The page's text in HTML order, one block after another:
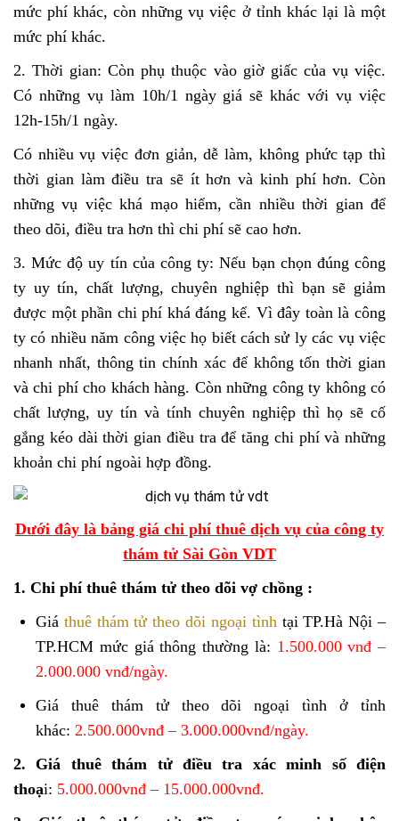
mức phí khác, còn những vụ việc ở tỉnh khác lại là một
mức phí khác.
2. Thời gian: Còn phụ thuộc vào giờ giấc của vụ việc.
Có những vụ làm 10h/1 ngày giá sẽ khác với vụ việc
12h-15h/1 ngày.
Có nhiều vụ việc đơn giản, dễ làm, không phức tạp thì
thời gian làm điều tra sẽ ít hơn và kinh phí hơn. Còn
những vụ việc khá mạo hiểm, cần nhiều thời gian để
theo dõi, điều tra hơn thì chi phí sẽ cao hơn.
3. Mức độ uy tín của công ty: Nếu bạn chọn đúng công
ty uy tín, chất lượng, chuyên nghiệp thì bạn sẽ giảm
được một phần chi phí khá đáng kể. Vì đây toàn là công
ty có nhiều năm công việc họ biết cách sử ly các vụ việc
nhanh nhất, thông tin chính xác để không tốn thời gian
và chi phí cho khách hàng. Còn những công ty không có
chất lượng, uy tín và tính chuyên nghiệp thì họ sẽ cố
gắng kéo dài thời gian điều tra để tăng chi phí và những
khoản chi phí ngoài hợp đồng.
Dưới đây là bảng giá chi phí thuê dịch vụ của công ty
thám tử Sài Gòn VDT
1. Chi phí thuê thám tử theo dõi vợ chồng :
Giá thuê thám tử theo dõi ngoại tình tại TP.Hà Nội –
TP.HCM mức giá thông thường là: 1.500.000 vnđ –
2.000.000 vnđ/ngày.
Giá thuê thám tử theo dõi ngoại tình ở tỉnh
khác: 2.500.000vnđ – 3.000.000vnđ/ngày.
2. Giá thuê thám tử điều tra xác minh số điện
thoại: 5.000.000vnđ – 15.000.000vnđ.